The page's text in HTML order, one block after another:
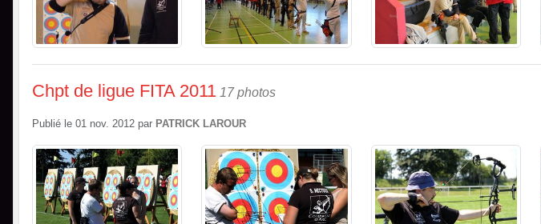
Chpt de ligue FITA 2011 17 photos
Publié le 01 nov. 2012 par PATRICK LAROUR